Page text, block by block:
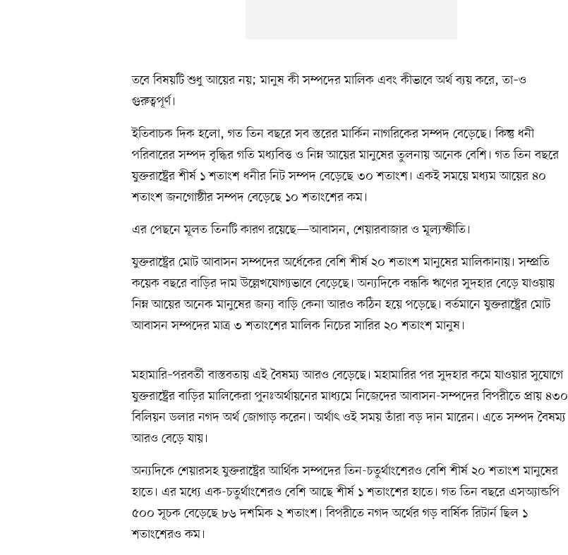
তবে বিষয়টি শুধু আয়ের নয়; মানুষ কী সম্পদের মালিক এবং কীভাবে অর্থ ব্যয় করে, তা–ও
গুরুত্বপূর্ণ।
ইতিবাচক দিক হলো, গত তিন বছরে সব স্তরের মার্কিন নাগরিকের সম্পদ বেড়েছে। কিন্তু ধনী
পরিবারের সম্পদ বৃদ্ধির গতি মধ্যবিত্ত ও নিম্ন আয়ের মানুষের তুলনায় অনেক বেশি। গত তিন বছরে
যুক্তরাষ্ট্রের শীর্ষ ১ শতাংশ ধনীর নিট সম্পদ বেড়েছে ৩০ শতাংশ। একই সময়ে মধ্যম আয়ের ৪০
শতাংশ জনগোষ্ঠীর সম্পদ বেড়েছে ১০ শতাংশের কম।
এর পেছনে মূলত তিনটি কারণ রয়েছে—আবাসন, শেয়ারবাজার ও মূল্যস্ফীতি।
যুক্তরাষ্ট্রের মোট আবাসন সম্পদের অর্ধেকের বেশি শীর্ষ ২০ শতাংশ মানুষের মালিকানায়। সম্প্রতি
কয়েক বছরে বাড়ির দাম উল্লেখযোগ্যভাবে বেড়েছে। অন্যদিকে বন্ধকি ঋণের সুদহার বেড়ে যাওয়ায়
নিম্ন আয়ের অনেক মানুষের জন্য বাড়ি কেনা আরও কঠিন হয়ে পড়েছে। বর্তমানে যুক্তরাষ্ট্রের মোট
আবাসন সম্পদের মাত্র ৩ শতাংশের মালিক নিচের সারির ২০ শতাংশ মানুষ।
মহামারি–পরবর্তী বাস্তবতায় এই বৈষম্য আরও বেড়েছে। মহামারির পর সুদহার কমে যাওয়ার সুযোগে
যুক্তরাষ্ট্রের বাড়ির মালিকেরা পুনঃঅর্থায়নের মাধ্যমে নিজেদের আবাসন-সম্পদের বিপরীতে প্রায় ৪৩০
বিলিয়ন ডলার নগদ অর্থ জোগাড় করেন। অর্থাৎ ওই সময় তাঁরা বড় দান মারেন। এতে সম্পদ বৈষম্য
আরও বেড়ে যায়।
অন্যদিকে শেয়ারসহ যুক্তরাষ্ট্রের আর্থিক সম্পদের তিন-চতুর্থাংশেরও বেশি শীর্ষ ২০ শতাংশ মানুষের
হাতে। এর মধ্যে এক-চতুর্থাংশেরও বেশি আছে শীর্ষ ১ শতাংশের হাতে। গত তিন বছরে এসঅ্যান্ডপি
৫০০ সূচক বেড়েছে ৮৬ দশমিক ২ শতাংশ। বিপরীতে নগদ অর্থের গড় বার্ষিক রিটার্ন ছিল ১
শতাংশেরও কম।